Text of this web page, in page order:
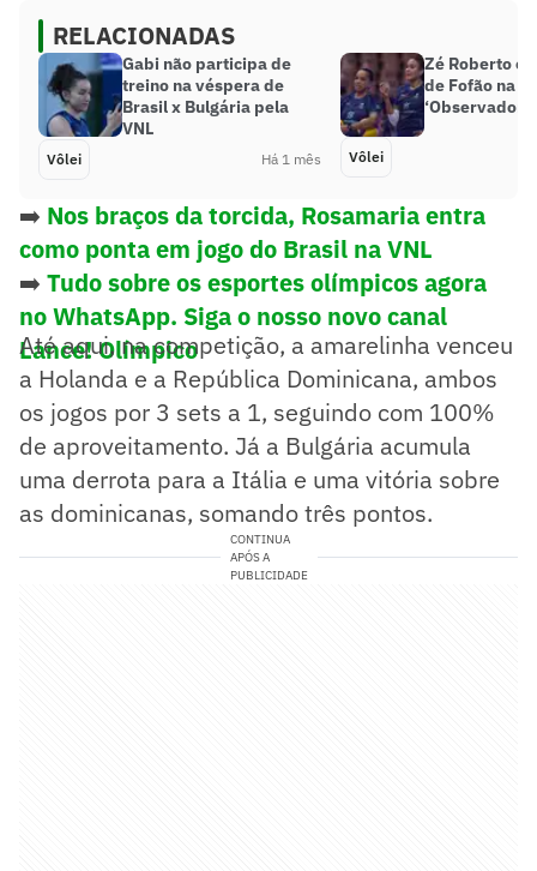
RELACIONADAS
Gabi não participa de
treino na véspera de
Brasil x Bulgária pela
VNL
Vôlei Há 1 mês
Zé Roberto
de Fofão na
‘Observadora’
Vôlei
➡️ Nos braços da torcida, Rosamaria entra
como ponta em jogo do Brasil na VNL
➡️ Tudo sobre os esportes olímpicos agora
no WhatsApp. Siga o nosso novo canal
Lance! Olímpico
Até aqui, na competição, a amarelinha venceu
a Holanda e a República Dominicana, ambos
os jogos por 3 sets a 1, seguindo com 100%
de aproveitamento. Já a Bulgária acumula
uma derrota para a Itália e uma vitória sobre
as dominicanas, somando três pontos.
CONTINUA
APÓS A
PUBLICIDADE